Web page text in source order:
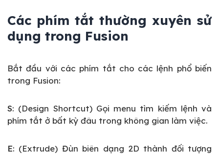
Các phím tắt thường xuyên sử
dụng trong Fusion
Bắt đầu với các phím tắt cho các lệnh phổ biến
trong Fusion:
S: (Design Shortcut) Gọi menu tìm kiếm lệnh và
phím tắt ở bất kỳ đâu trong không gian làm việc.
E: (Extrude) Đùn biên dạng 2D thành đối tượng